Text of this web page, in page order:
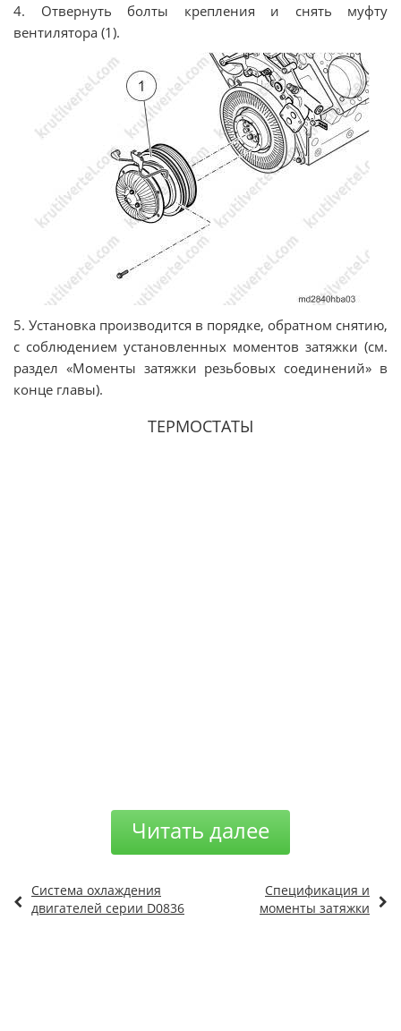
4. Отвернуть болты крепления и снять муфту
вентилятора (1).
5. Установка производится в порядке, обратном снятию,
с соблюдением установленных моментов затяжки (см.
раздел «Моменты затяжки резьбовых соединений» в
конце главы).
ТЕРМОСТАТЫ
Читать далее
Система охлаждения
двигателей серии D0836
Спецификация и
моменты затяжки